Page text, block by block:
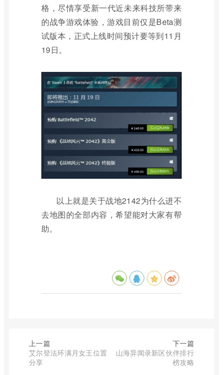
格，尽情享受新一代近未来科技所带来
的战争游戏体验，游戏目前仅是Beta测
试版本，正式上线时间预计要等到11月
19日。
以上就是关于战地2142为什么进不
去地图的全部内容，希望能对大家有帮
助。
上一篇
艾尔登法环满月女王位置
分享
下一篇
山海异闻录新区伙伴排行
榜攻略